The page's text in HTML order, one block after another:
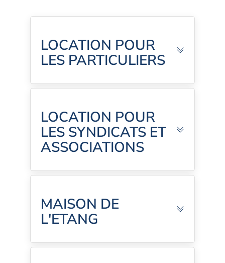
LOCATION POUR
LES PARTICULIERS
LOCATION POUR
LES SYNDICATS ET
ASSOCIATIONS
MAISON DE
L'ETANG